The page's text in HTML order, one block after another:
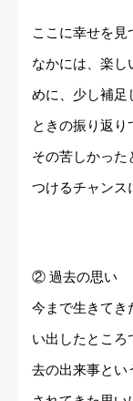
ここに幸せを見
なかには、楽し
めに、少し補足
ときの振り返り
その苦しかった
つけるチャンス
② 過去の思い
今まで生きてき
い出したところ
去の出来事とい